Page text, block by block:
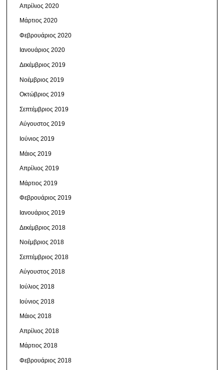
Απρίλιος 2020
Μάρτιος 2020
Φεβρουάριος 2020
Ιανουάριος 2020
Δεκέμβριος 2019
Νοέμβριος 2019
Οκτώβριος 2019
Σεπτέμβριος 2019
Αύγουστος 2019
Ιούνιος 2019
Μάιος 2019
Απρίλιος 2019
Μάρτιος 2019
Φεβρουάριος 2019
Ιανουάριος 2019
Δεκέμβριος 2018
Νοέμβριος 2018
Σεπτέμβριος 2018
Αύγουστος 2018
Ιούλιος 2018
Ιούνιος 2018
Μάιος 2018
Απρίλιος 2018
Μάρτιος 2018
Φεβρουάριος 2018